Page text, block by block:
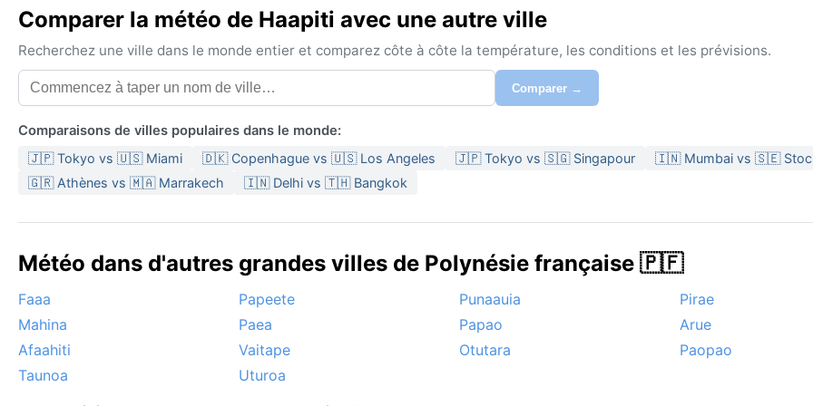
Comparer la météo de Haapiti avec une autre ville
Recherchez une ville dans le monde entier et comparez côte à côte la température, les conditions et les prévisions.
Comparer →
Comparaisons de villes populaires dans le monde:
🇯🇵 Tokyo vs 🇺🇸 Miami 🇩🇰 Copenhague vs 🇺🇸 Los Angeles 🇯🇵 Tokyo vs 🇸🇬 Singapour
🇮🇳 Mumbai vs 🇸🇪
🇬🇷 Athènes vs 🇲🇦 Marrakech
🇮🇳 Delhi vs 🇹🇭 Bangkok
Météo dans d'autres grandes villes de Polynésie française 🇵🇫
Faaa Papeete Punaauia
Pirae
Mahina
Paea Papao
Arue
Afaahiti
Vaitape Otutara
Paopao
Taunoa
Uturoa